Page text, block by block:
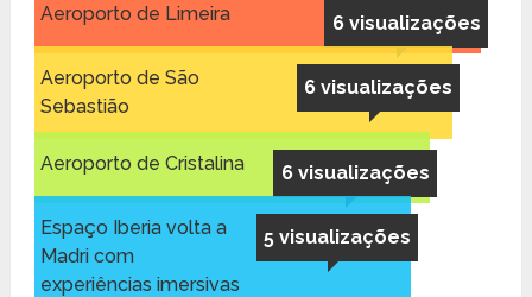
6 visualizações
Aeroporto de Limeira
6 visualizações
Aeroporto de São
Sebastião
6 visualizações
Aeroporto de Cristalina
5 visualizações
Espaço Iberia volta a
Madri com
experiências imersivas